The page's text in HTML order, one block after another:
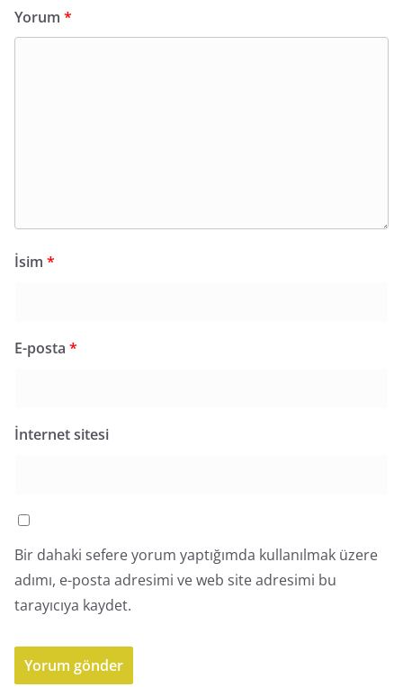
Yorum *
İsim *
E-posta *
İnternet sitesi
Bir dahaki sefere yorum yaptığımda kullanılmak üzere
adımı, e-posta adresimi ve web site adresimi bu
tarayıcıya kaydet.